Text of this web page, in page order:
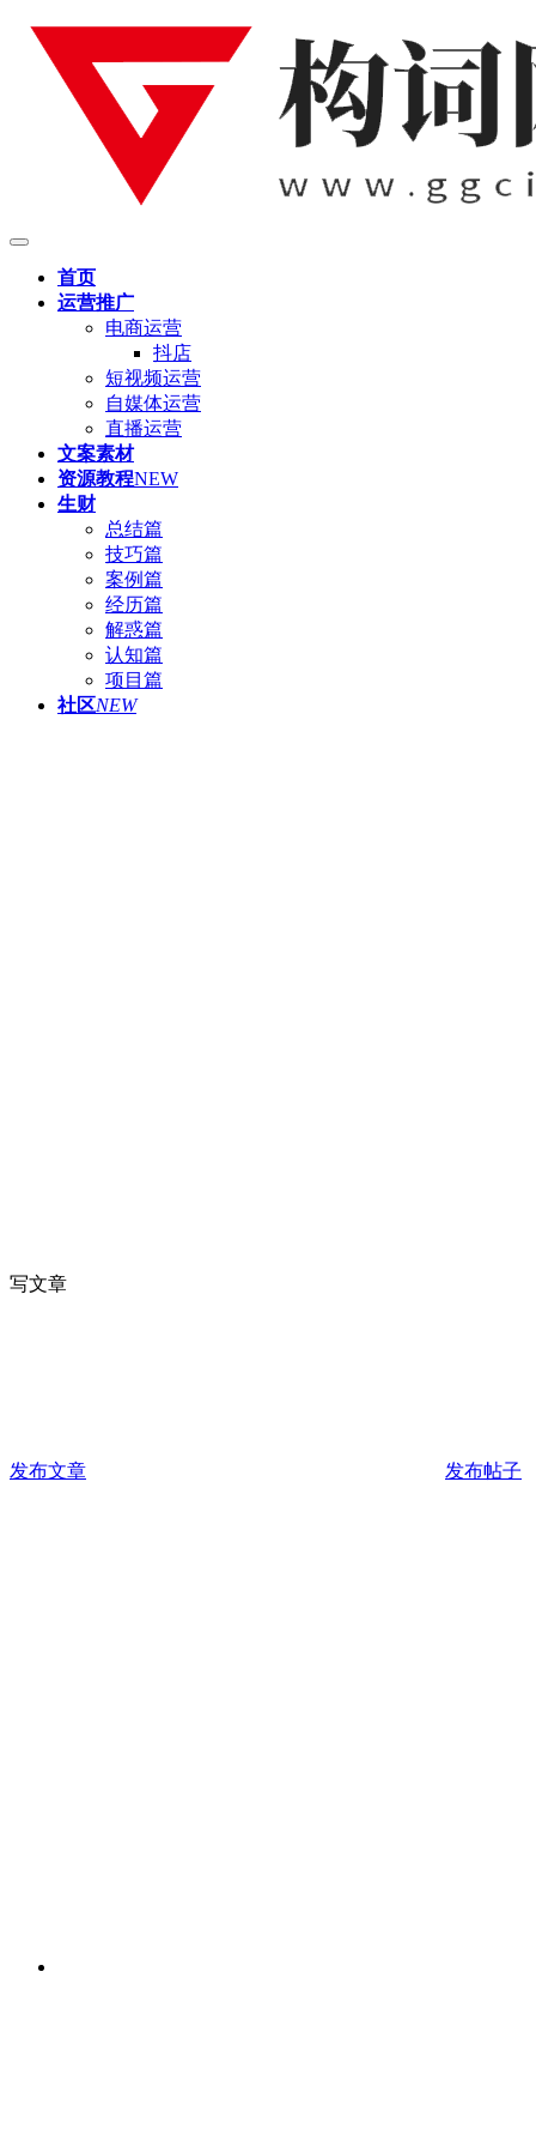
首页
运营推广
电商运营
抖店
短视频运营
自媒体运营
直播运营
文案素材
资源教程NEW
生财
总结篇
技巧篇
案例篇
经历篇
解惑篇
认知篇
项目篇
社区NEW
写文章
发布文章 发布帖子